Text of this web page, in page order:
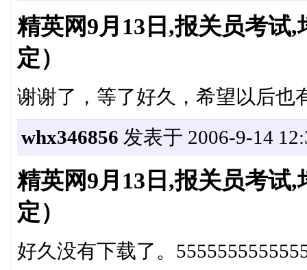
精英网9月13日,报关员考试
定）
谢谢了，等了好久，希望以后也
whx346856 发表于 2006-9-14
精英网9月13日,报关员考试
定）
好久没有下载了。